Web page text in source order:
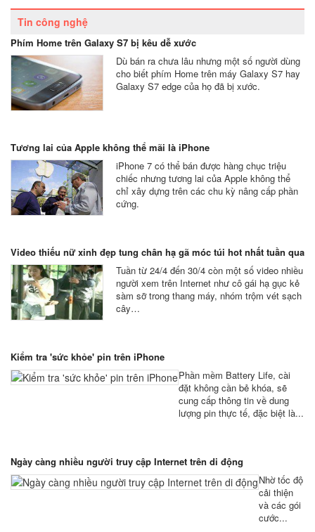
Tin công nghệ
Phím Home trên Galaxy S7 bị kêu dễ xước
Dù bán ra chưa lâu nhưng một số người dùng
cho biết phím Home trên máy Galaxy S7 hay
Galaxy S7 edge của họ đã bị xước.
Tương lai của Apple không thể mãi là iPhone
iPhone 7 có thể bán được hàng chục triệu
chiếc nhưng tương lai của Apple không thể
chỉ xây dựng trên các chu kỳ nâng cấp phần
cứng.
Video thiếu nữ xinh đẹp tung chân hạ gã móc túi hot nhất tuần qua
Tuần từ 24/4 đến 30/4 còn một số video nhiều
người xem trên Internet như cô gái hạ gục kẻ
sàm sỡ trong thang máy, nhóm trộm vét sạch
cây…
Kiểm tra 'sức khỏe' pin trên iPhone
Phần mềm Battery Life, cài
đặt không cần bẻ khóa, sẽ
cung cấp thông tin về dung
lượng pin thực tế, đặc biệt là...
Ngày càng nhiều người truy cập Internet trên di động
Nhờ tốc độ
cải thiện
và các gói
cước...